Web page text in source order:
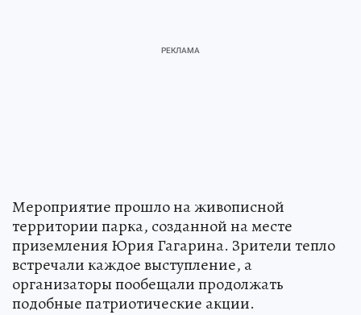
Мероприятие прошло на живописной
территории парка, созданной на месте
приземления Юрия Гагарина. Зрители тепло
встречали каждое выступление, а
организаторы пообещали продолжать
подобные патриотические акции.